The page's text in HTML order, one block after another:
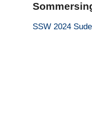
SSW 2024